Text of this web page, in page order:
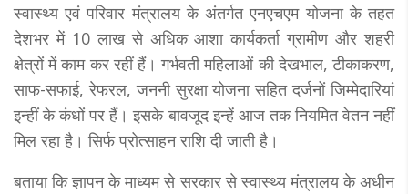
स्वास्थ्य एवं परिवार मंत्रालय के अंतर्गत एनएचएम योजना के तहत
देशभर में 10 लाख से अधिक आशा कार्यकर्ता ग्रामीण और शहरी
क्षेत्रों में काम कर रहीं हैं। गर्भवती महिलाओं की देखभाल, टीकाकरण,
साफ-सफाई, रेफरल, जननी सुरक्षा योजना सहित दर्जनों जिम्मेदारियां
इन्हीं के कंधों पर हैं। इसके बावजूद इन्हें आज तक नियमित वेतन नहीं
मिल रहा है। सिर्फ प्रोत्साहन राशि दी जाती है।
बताया कि ज्ञापन के माध्यम से सरकार से स्वास्थ्य मंत्रालय के अधीन